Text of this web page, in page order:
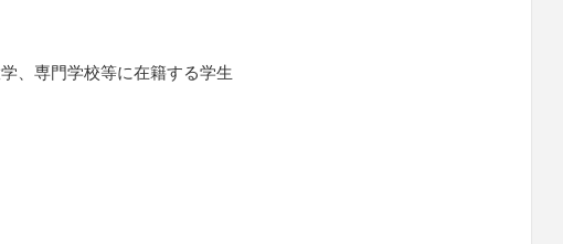
、専門学校等に在籍する学生